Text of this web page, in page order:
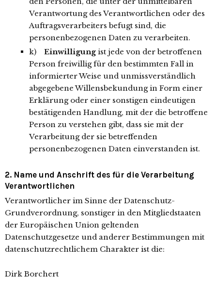
Verantwortung des Verantwortlichen oder des
Auftragsverarbeiters befugt sind, die
personenbezogenen Daten zu verarbeiten.
k) Einwilligung ist jede von der betroffenen
Person freiwillig für den bestimmten Fall in
informierter Weise und unmissverständlich
abgegebene Willensbekundung in Form einer
Erklärung oder einer sonstigen eindeutigen
bestätigenden Handlung, mit der die betroffene
Person zu verstehen gibt, dass sie mit der
Verarbeitung der sie betreffenden
personenbezogenen Daten einverstanden ist.
2. Name und Anschrift des für die Verarbeitung
Verantwortlichen
Verantwortlicher im Sinne der Datenschutz-
Grundverordnung, sonstiger in den Mitgliedstaaten
der Europäischen Union geltenden
Datenschutzgesetze und anderer Bestimmungen mit
datenschutzrechtlichem Charakter ist die:
Dirk Borchert